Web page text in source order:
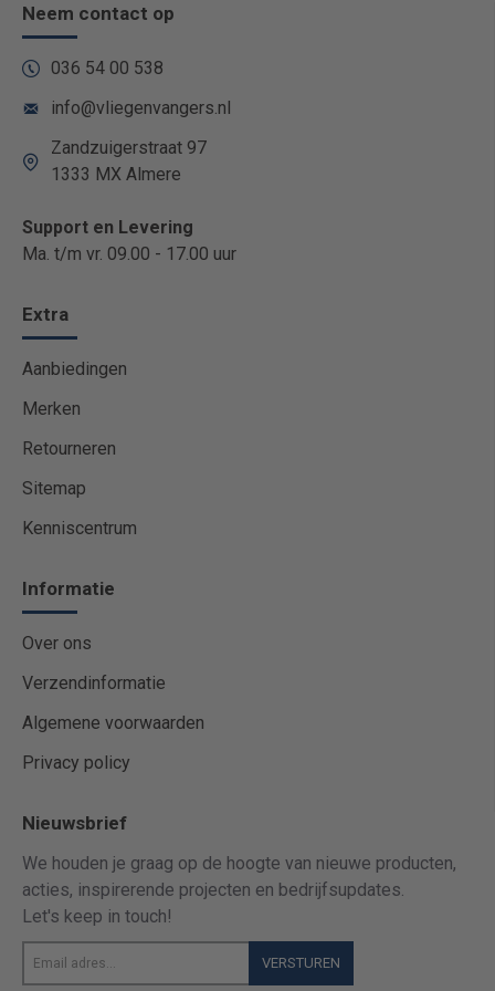
Neem contact op
036 54 00 538
info@vliegenvangers.nl
Zandzuigerstraat 97
1333 MX Almere
Support en Levering
Ma. t/m vr. 09.00 - 17.00 uur
Extra
Aanbiedingen
Merken
Retourneren
Sitemap
Kenniscentrum
Informatie
Over ons
Verzendinformatie
Algemene voorwaarden
Privacy policy
Nieuwsbrief
We houden je graag op de hoogte van nieuwe producten,
acties, inspirerende projecten en bedrijfsupdates.
Let's keep in touch!
adres...
VERSTUREN